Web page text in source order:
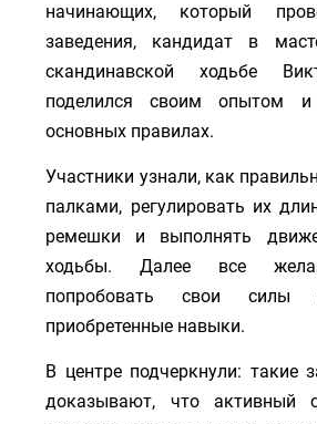
начинающих, который
заведения, кандидат в
скандинавской ходьбе
поделился своим опытом и
основных правилах.
Участники узнали, как
палками, регулировать их
ремешки и выполнять
ходьбы. Далее все
попробовать свои силы
приобретенные навыки.
В центре подчеркнули: такие
доказывают, что активный